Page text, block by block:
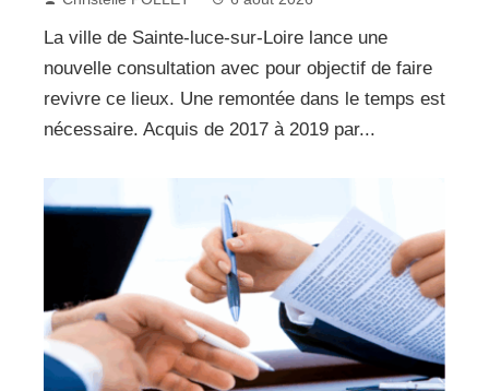
La ville de Sainte-luce-sur-Loire lance une
nouvelle consultation avec pour objectif de faire
revivre ce lieux. Une remontée dans le temps est
nécessaire. Acquis de 2017 à 2019 par...